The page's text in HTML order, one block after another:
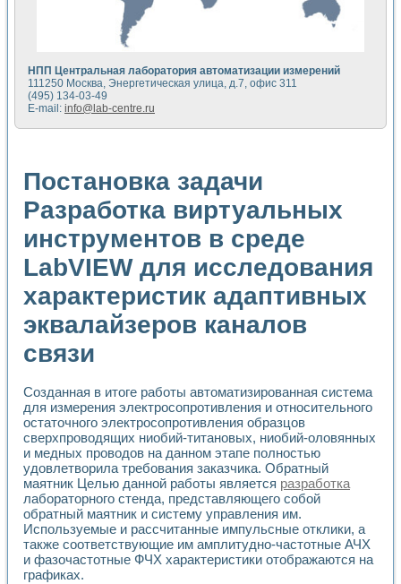
Виртуальный прибор для исследования функциональных
Исследование возможности создания экономичного
Исследование кинетики движения макрочастиц в
Метод прогнозирования свойств дисперсных продуктов
Недорогая система управления сверхпроводящим
Применение технологий NI в курсе экспериментальной
Расчет переноса аэрозоля и выпадения осадка в
Применение NI VISION для геометрического анализа в
Система температурной стабилизации
Управление движением с помощью программно -
Определение параметров всплывающих газовых
Система управления асинхронным тиристорным
Лазерный профилометр
Применение средств NATIONAL INSTRUMENTS для
Разработка автоматизированного стенда для
Автоматизированный стенд рентгеновской диагностики
Высокочувствительные оптоэлектронные
Лабораторный электрический импедансный томограф на
Микрозондовая система для характеризации
Метод траекторий в исследовании
Промышленная автоматизация
Автоматизация технологических процессов получения
Использование систем технического зрения для контроля
Исследование электромагнитных переходных процессов
Применение LabVIEW при разработке обучающих
Разработка виртуальных тренажеров путем
Система блокировок, сигнализации и защиты ускорителя
Система сбора данных и управления процессом
НПП Центральная лаборатория автоматизации измерений
111250 Москва, Энергетическая улица, д.7, офис 311
(495) 134-03-49
E-mail: info@lab-centre.ru
Постановка задачи
Разработка виртуальных
инструментов в среде
LabVIEW для исследования
характеристик адаптивных
эквалайзеров каналов
связи
Созданная в итоге работы автоматизированная система
для измерения электросопротивления и относительного
остаточного электросопротивления образцов
сверхпроводящих ниобий-титановых, ниобий-оловянных
и медных проводов на данном этапе полностью
удовлетворила требования заказчика. Обратный
маятник Целью данной работы является разработка
лабораторного стенда, представляющего собой
обратный маятник и систему управления им.
Используемые и рассчитанные импульсные отклики, а
также соответствующие им амплитудно-частотные АЧХ
и фазочастотные ФЧХ характеристики отображаются на
графиках.